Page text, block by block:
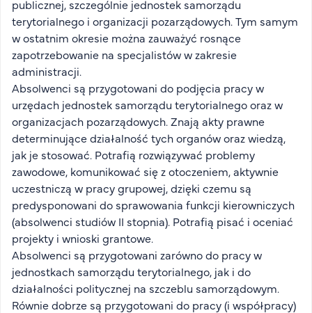
O PUW
O nas
Akademia Online
Jak się studiuje przez Internet?
FAQ
Nasi wykładowcy
Strefa wiedzy
Kontakt
Górny pasek
Rekrutacja
Platforma zdalnego nauczania
Wirtualny Pokój Studenta
publicznej, szczególnie jednostek samorządu
terytorialnego i organizacji pozarządowych. Tym samym
w ostatnim okresie można zauważyć rosnące
zapotrzebowanie na specjalistów w zakresie
administracji.
Absolwenci są przygotowani do podjęcia pracy w
urzędach jednostek samorządu terytorialnego oraz w
organizacjach pozarządowych. Znają akty prawne
determinujące działalność tych organów oraz wiedzą,
jak je stosować. Potrafią rozwiązywać problemy
zawodowe, komunikować się z otoczeniem, aktywnie
uczestniczą w pracy grupowej, dzięki czemu są
predysponowani do sprawowania funkcji kierowniczych
(absolwenci studiów II stopnia). Potrafią pisać i oceniać
projekty i wnioski grantowe.
Absolwenci są przygotowani zarówno do pracy w
jednostkach samorządu terytorialnego, jak i do
działalności politycznej na szczeblu samorządowym.
Równie dobrze są przygotowani do pracy (i współpracy)